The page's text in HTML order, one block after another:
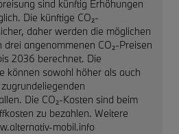
sind künftig Erhöhungen
Die künftige CO₂-
daher werden die möglichen
drei angenommenen CO₂-Preisen
2036 berechnet. Die
können sowohl höher als auch
Die CO₂-Kosten sind beim
zu bezahlen. Weitere
mobil.info